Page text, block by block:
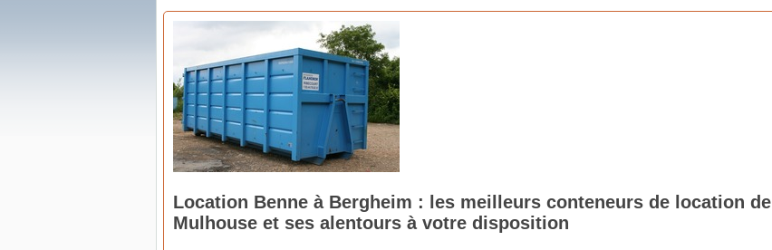
Location Benne à Bergheim : les meilleurs conteneurs de location de
Mulhouse et ses alentours à votre disposition